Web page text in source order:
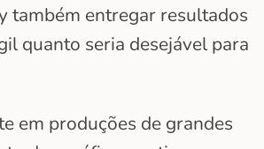
também entregar resultados
quanto seria desejável para
em produções de grandes